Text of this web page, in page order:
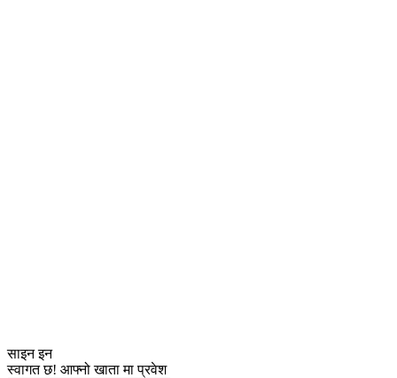
साइन इन
स्वागत छ! आफ्नो खाता मा प्रवेश